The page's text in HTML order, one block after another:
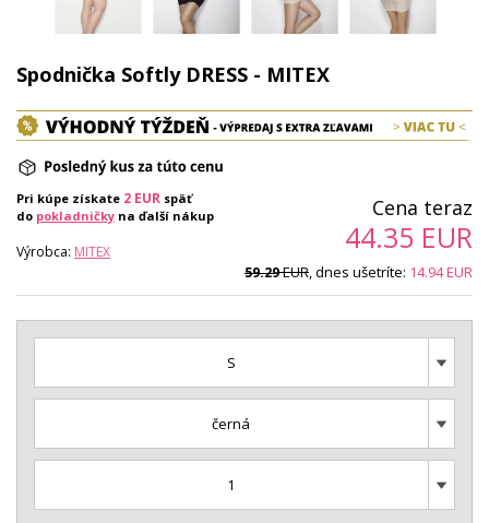
Spodnička Softly DRESS - MITEX
Pri kúpe získate 2 EUR späť
do pokladničky na ďalší nákup
Výrobca: MITEX
Cena teraz
44.35 EUR
59.29EUR, dnes ušetríte: 14.94EUR
S
černá
1